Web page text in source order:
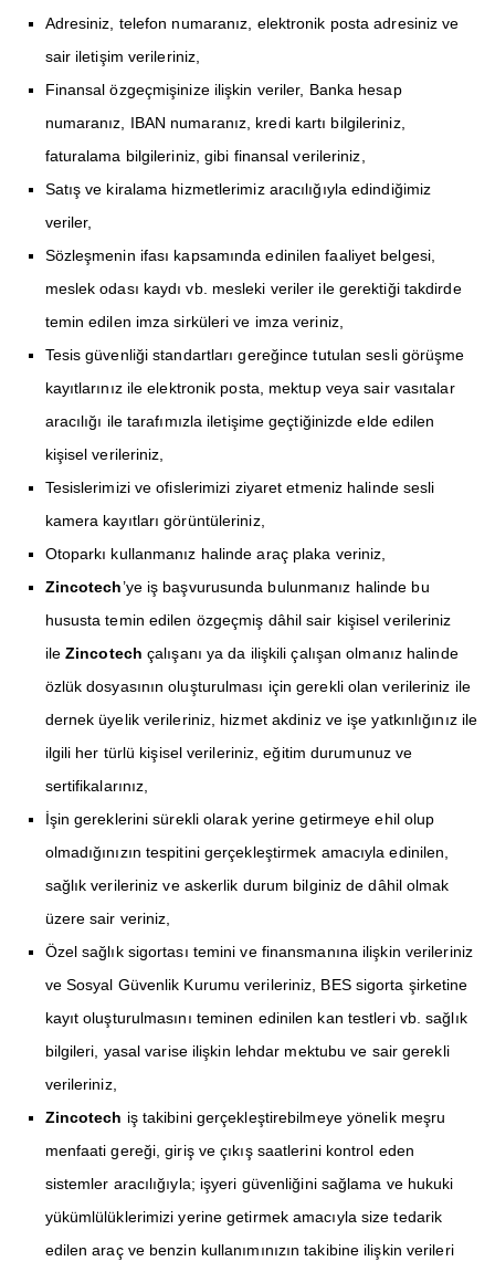
Adresiniz, telefon numaranız, elektronik posta adresiniz ve
sair iletişim verileriniz,
Finansal özgeçmişinize ilişkin veriler, Banka hesap
numaranız, IBAN numaranız, kredi kartı bilgileriniz,
faturalama bilgileriniz, gibi finansal verileriniz,
Satış ve kiralama hizmetlerimiz aracılığıyla edindiğimiz
veriler,
Sözleşmenin ifası kapsamında edinilen faaliyet belgesi,
meslek odası kaydı vb. mesleki veriler ile gerektiği takdirde
temin edilen imza sirküleri ve imza veriniz,
Tesis güvenliği standartları gereğince tutulan sesli görüşme
kayıtlarınız ile elektronik posta, mektup veya sair vasıtalar
aracılığı ile tarafımızla iletişime geçtiğinizde elde edilen
kişisel verileriniz,
Tesislerimizi ve ofislerimizi ziyaret etmeniz halinde sesli
kamera kayıtları görüntüleriniz,
Otoparkı kullanmanız halinde araç plaka veriniz,
Zincotech’ye iş başvurusunda bulunmanız halinde bu
hususta temin edilen özgeçmiş dâhil sair kişisel verileriniz
ile Zincotech çalışanı ya da ilişkili çalışan olmanız halinde
özlük dosyasının oluşturulması için gerekli olan verileriniz ile
dernek üyelik verileriniz, hizmet akdiniz ve işe yatkınlığınız ile
ilgili her türlü kişisel verileriniz, eğitim durumunuz ve
sertifikalarınız,
İşin gereklerini sürekli olarak yerine getirmeye ehil olup
olmadığınızın tespitini gerçekleştirmek amacıyla edinilen,
sağlık verileriniz ve askerlik durum bilginiz de dâhil olmak
üzere sair veriniz,
Özel sağlık sigortası temini ve finansmanına ilişkin verileriniz
ve Sosyal Güvenlik Kurumu verileriniz, BES sigorta şirketine
kayıt oluşturulmasını teminen edinilen kan testleri vb. sağlık
bilgileri, yasal varise ilişkin lehdar mektubu ve sair gerekli
verileriniz,
Zincotech iş takibini gerçekleştirebilmeye yönelik meşru
menfaati gereği, giriş ve çıkış saatlerini kontrol eden
sistemler aracılığıyla; işyeri güvenliğini sağlama ve hukuki
yükümlülüklerimizi yerine getirmek amacıyla size tedarik
edilen araç ve benzin kullanımınızın takibine ilişkin verileri